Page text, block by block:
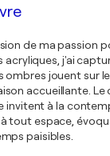
de ma passion
acryliques, j'ai
ombres jouent sur
accueillante. Le
invitent à la
tout espace,
paisibles.